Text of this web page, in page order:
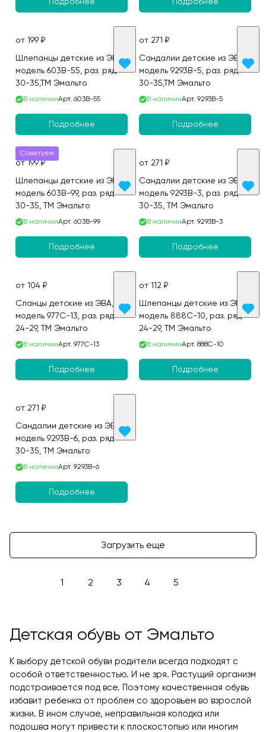
Подробнее Подробнее
от 199 ₽
Шлепанцы детские из ЭВА,
модель 603B-55, раз. ряд
30-35,ТМ Эмальто
В наличииАрт. 603B-55
Подробнее
от 271 ₽
Сандалии детские из ЭВА,
модель 9293B-5, раз. ряд
30-35,ТМ Эмальто
В наличииАрт. 9293B-5
Подробнее
Советуем
от 199 ₽
Шлепанцы детские из ЭВА,
модель 603B-99, раз. ряд
30-35, ТМ Эмальто
В наличииАрт. 603B-99
Подробнее
от 271 ₽
Сандалии детские из ЭВА,
модель 9293B-3, раз. ряд
30-35, ТМ Эмальто
В наличииАрт. 9293B-3
Подробнее
от 104 ₽
Сланцы детские из ЭВА,
модель 977C-13, раз. ряд
24-29, ТМ Эмальто
В наличииАрт. 977C-13
Подробнее
от 112 ₽
Шлепанцы детские из ЭВА,
модель 888C-10, раз. ряд
24-29, ТМ Эмальто
В наличииАрт. 888C-10
Подробнее
от 271 ₽
Сандалии детские из ЭВА,
модель 9293B-6, раз. ряд
30-35, ТМ Эмальто
В наличииАрт. 9293B-6
Подробнее
Загрузить еще
1 2 3 4 5
Детская обувь от Эмальто
К выбору детской обуви родители всегда подходят с
особой ответственностью. И не зря. Растущий организм
подстраивается под все. Поэтому качественная обувь
избавит ребенка от проблем со здоровьем во взрослой
жизни. В ином случае, неправильная колодка или
подошва могут привести к плоскостопью или многим